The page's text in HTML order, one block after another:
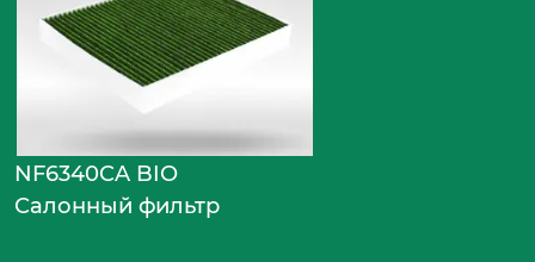
NF6340CA BIO
Салонный фильтр